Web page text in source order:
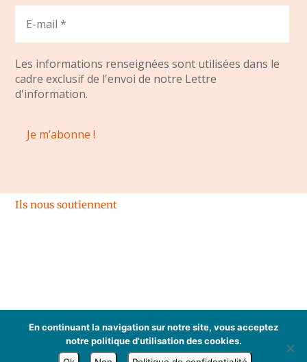
Les informations renseignées sont utilisées dans le
cadre exclusif de l'envoi de notre Lettre
d'information.
Ils nous soutiennent
Espace membres
Mentions légales
Tous droits réservés
En continuant la navigation sur notre site, vous acceptez
notre politique d'utilisation des cookies.